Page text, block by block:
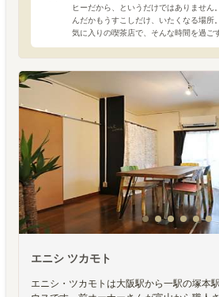
ヒーだから、というだけではありません
んだかもうすこしだけ、いたくなる場所
気に入りの喫茶店で、そんな時間を過ご
えるテーブルに、座り心地の良い椅子。
なんとなく置かれてい
エニシ ツカモト
エニシ・ツカモトは大阪駅から一駅の塚本